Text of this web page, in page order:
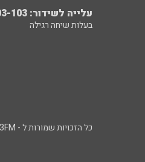
עלייה לשידור: 0552-103-103
בעלות שיחה רגילה
כל הזכויות שמורות ל - 103FM